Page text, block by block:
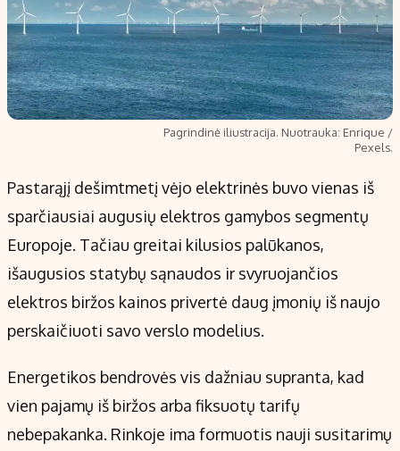
Redakcija
Apie mus
Redakcijos politika
Privatumo politika
Regionų naujienos
Indėlių palūkanos
Pagrindinė iliustracija. Nuotrauka: Enrique /
Pexels.
Pastarąjį dešimtmetį vėjo elektrinės buvo vienas iš
sparčiausiai augusių elektros gamybos segmentų
Europoje. Tačiau greitai kilusios palūkanos,
išaugusios statybų sąnaudos ir svyruojančios
elektros biržos kainos privertė daug įmonių iš naujo
perskaičiuoti savo verslo modelius.
Energetikos bendrovės vis dažniau supranta, kad
vien pajamų iš biržos arba fiksuotų tarifų
nebepakanka. Rinkoje ima formuotis nauji susitarimų